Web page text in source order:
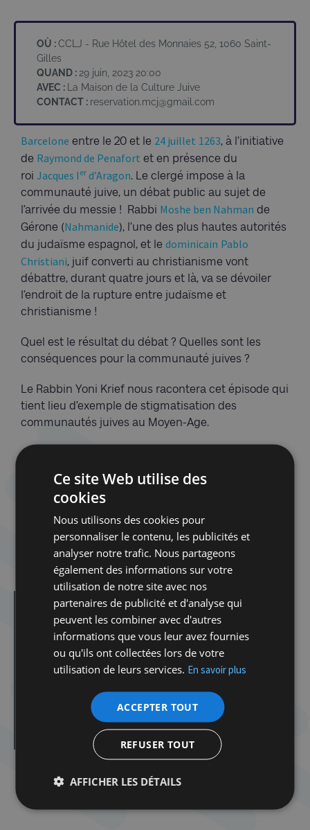
OÙ :CCLJ - Rue Hôtel des Monnaies 52, 1060 Saint-
Gilles
QUAND : 29 juin, 2023 20:00
AVEC :
La Maison de la Culture Juive
CONTACT : reservation.mcj@gmail.com
Barcelone entre le 20 et le 24 juillet 1263, à l’initiative
de Raymond de Penafort et en présence du
roi Jacques I er d’Aragon. Le clergé impose à la
communauté juive, un débat public au sujet de
l’arrivée du messie ! Rabbi Moshe ben Nahman de
Gérone (Nahmanide), l’une des plus hautes autorités
du judaïsme espagnol, et le dominicain Pablo
Christiani, juif converti au christianisme vont
débattre, durant quatre jours et là, va se dévoiler
l’endroit de la rupture entre judaïsme et
christianisme !
Quel est le résultat du débat ? Quelles sont les
conséquences pour la communauté juives ?
Le Rabbin Yoni Krief nous racontera cet épisode qui
tient lieu d’exemple de stigmatisation des
communautés juives au Moyen-Age.
Le Rabbin Yoni Krief, officie à la Synagogue
hébreu, histoire et doctorat en droit public
Inscriptions
PAF : membres 10 Euros – non-membres 12 Euros
Réservations obligatoires :
reservation.mcj@gmail.com
Dans la même catégorie d'article :
Dibook | Les élections en Israël
Spirou dans la tourmente de la Shoah
Atelier Tenou’a avec Delphine Horvilleur
Cabaret Milmoul
Ce site Web utilise des
cookies
Nous utilisons des cookies pour
personnaliser le contenu, les publicités et
analyser notre trafic. Nous partageons
également des informations sur votre
utilisation de notre site avec nos
partenaires de publicité et d'analyse qui
peuvent les combiner avec d'autres
informations que vous leur avez fournies
ou qu'ils ont collectées lors de votre
utilisation de leurs services. En savoir plus
ACCEPTER TOUT
REFUSER TOUT
AFFICHER LES DÉTAILS